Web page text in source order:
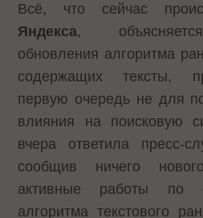
Всё, что сейчас
Яндекса,
обновления алгоритма
содержащих тексты,
первую очередь не для
влияния на поисковую
вчера ответила пресс-
сообщив ничего
активные работы по
алгоритма текстового